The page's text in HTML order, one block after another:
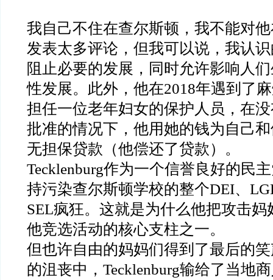
我自己不住在查尔斯顿，我不能对
发表太多评论，但我可以说，我认
阻止必要的发展，同时允许影响人
性发展。此外，他在2018年遇到了
担任一位老年妇女的保护人员，在
批准的情况下，他用她的钱为自己
无担保贷款（他偿还了贷款）。
Tecklenburg作为一个信誉良好的民
持污染查尔斯顿学校的整个DEI、
SEL疯狂。这就是为什么他把攻击
他竞选活动的核心支柱之一。
但也许自由的妈妈们得到了最后的
的沮丧中，Tecklenburg输给了当地